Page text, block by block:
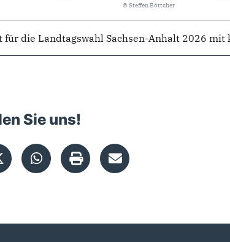
© Steffen Böttcher
für die Landtagswahl Sachsen-Anhalt 2026 mit
Sie uns!